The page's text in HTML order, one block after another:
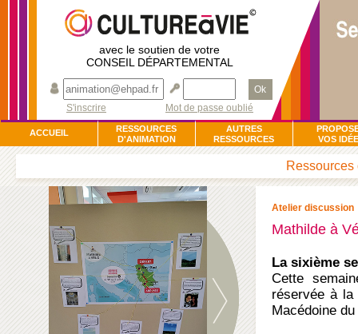
avec le soutien de votre
CONSEIL DÉPARTEMENTAL
Ok
S'inscrire
Mot de passe oublié
ACCUEIL
RESSOURCES
D'ANIMATION
AUTRES
RESSOURCES
VOS
Ressources
Atelier discussion
Mathilde à
La sixième
Cette
réservée à
Macédoine